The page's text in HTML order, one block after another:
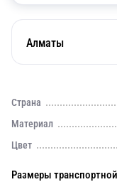
Алматы
Страна
Материал
Цвет
Размеры